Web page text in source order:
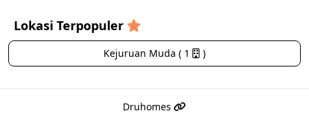
Lokasi Terpopuler
Kejuruan Muda ( 1 )
Druhomes